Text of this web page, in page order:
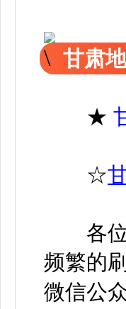
甘肃
★
☆
各
频繁的
微信公